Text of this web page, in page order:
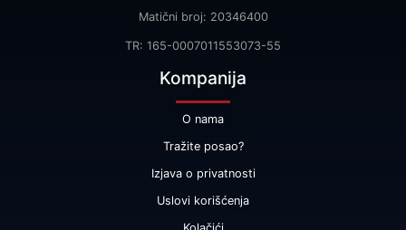
Matični broj: 20346400
TR: 165-0007011553073-55
Kompanija
O nama
Tražite posao?
Izjava o privatnosti
Uslovi korišćenja